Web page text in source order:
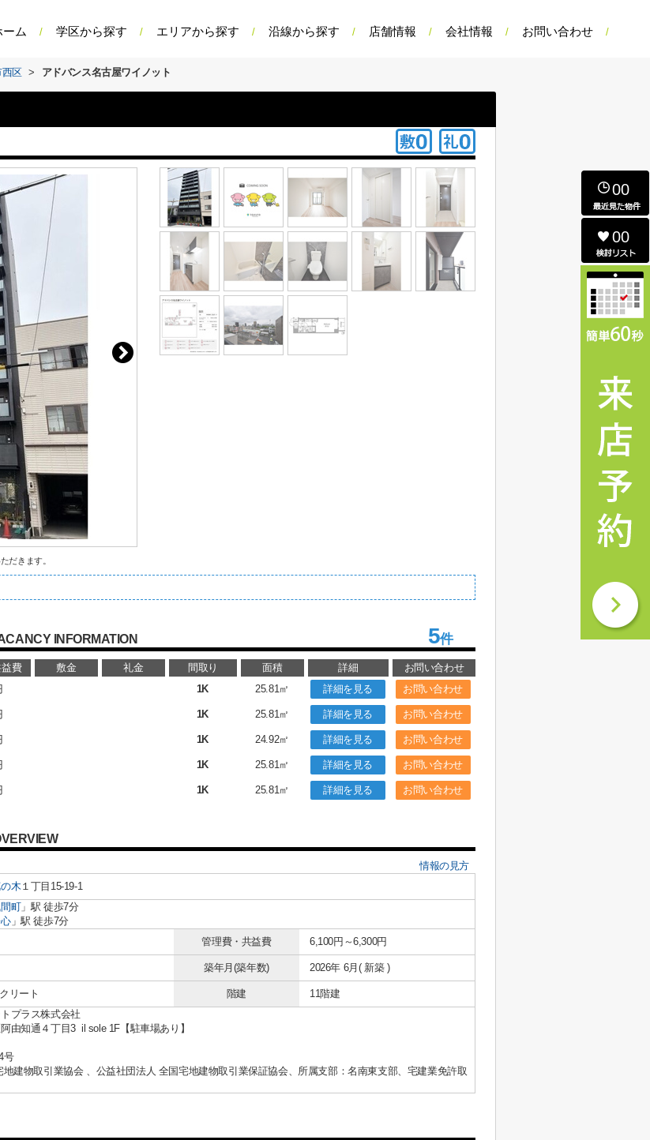
ーム 学区から探す エリアから探す 沿線から探す 店舗情報 会社情報 お問い合わせ
区 > アドバンス名古屋ワイノット
だきます。
INFORMATION 5件
費 敷金 礼金 間取り 面積 詳細
お問い合わせ
1K 25.81㎡ 詳細を見る お問い合わせ
1K 25.81㎡ 詳細を見る お問い合わせ
1K 24.92㎡ 詳細を見る お問い合わせ
1K 25.81㎡ 詳細を見る お問い合わせ
1K 25.81㎡ 詳細を見る お問い合わせ
情報の見方
木 １丁目15-19-1
町」駅 徒歩7分
」駅 徒歩7分
管理費・共益費 6,100円～6,300円
築年月(築年数) 2026年 6月( 新築 )
リート 階建 11階建
プラス株式会社
由知通４丁目3 il sole 1F【駐車場あり】
号
建物取引業協会 、公益社団法人 全国宅地建物取引業保証協会、所属支部：名南東支部、宅建業免許取
00
00